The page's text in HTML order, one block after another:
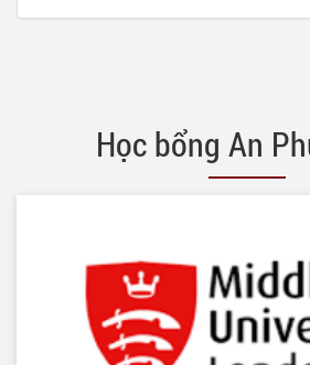
Học bổng An